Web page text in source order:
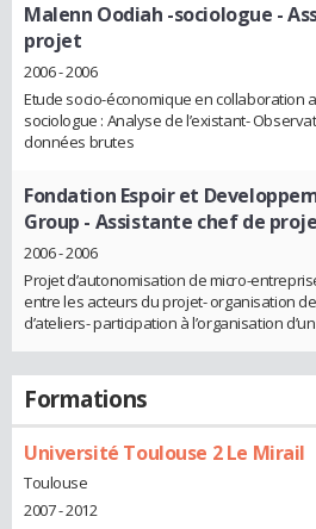
Malenn Oodiah -sociologue -
projet
2006 - 2006
Etude socio-économique en collaboration
sociologue : Analyse de l’existant-
données brutes
Fondation Espoir et
Group - Assistante chef de
2006 - 2006
Projet d’autonomisation de micro-
entre les acteurs du projet- organisation
d’ateliers- participation à l’organisation
Formations
Université Toulouse 2 Le Mirail
Toulouse
2007 - 2012